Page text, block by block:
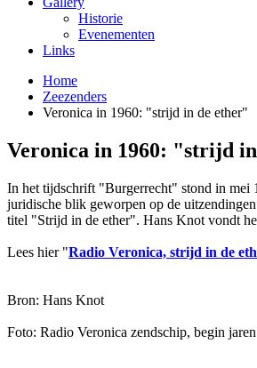
Historie
Evenementen
Links
Home
Zeezenders
Veronica in 1960: "strijd in de ether"
Veronica in 1960: "strijd
In het tijdschrift "Burgerrecht" stond in mei
juridische blik geworpen op de
titel "Strijd in de ether". Hans Knot vondt
Lees hier "Radio Veronica, strijd in de
Bron: Hans Knot
Foto: Radio Veronica zendschip, begin